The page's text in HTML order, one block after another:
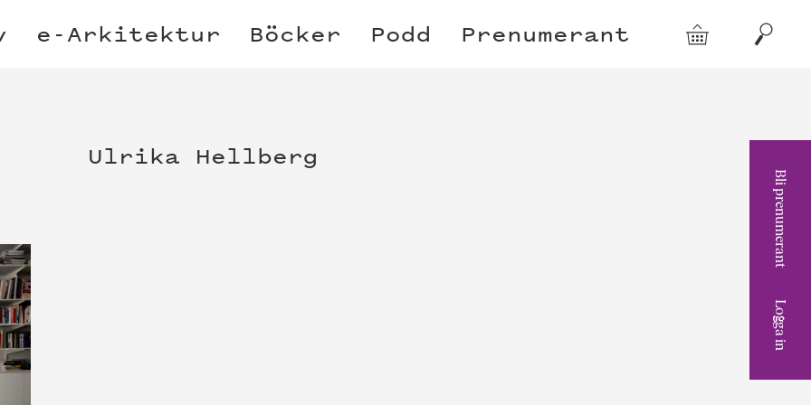
e-Arkitektur Böcker Podd Prenumerant Varukorg Sök
Bli prenumerant
Logga in
Ulrika Hellberg